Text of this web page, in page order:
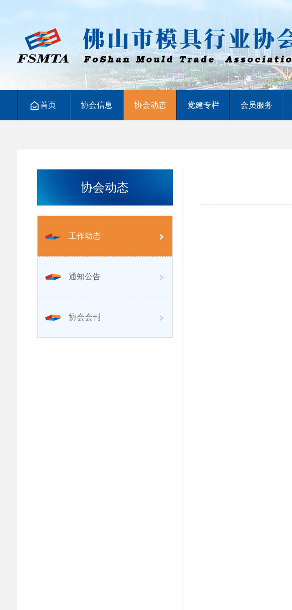
首页 协会信息 协会动态 党建专栏 会员服务
协会动态
工作动态
通知公告
协会会刊